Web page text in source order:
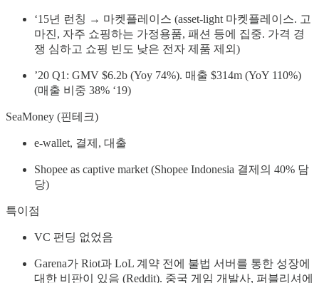
‘15년 런칭 → 마켓플레이스 (asset-light 마켓플레이스. 고
마진, 자주 쇼핑하는 가정용품, 패션 등에 집중. 가격 경
쟁 심하고 쇼핑 빈도 낮은 전자 제품 제외)
’20 Q1: GMV $6.2b (Yoy 74%). 매출 $314m (YoY 110%)
(매출 비중 38% ‘19)
SeaMoney (핀테크)
e-wallet, 결제, 대출
Shopee as captive market (Shopee Indonesia 결제의 40% 담
당)
특이점
VC 펀딩 없었음
Garena가 Riot과 LoL 계약 전에 불법 서버를 통한 성장에
대한 비판이 있음 (Reddit). 중국 게임 개발사, 퍼블리셔에